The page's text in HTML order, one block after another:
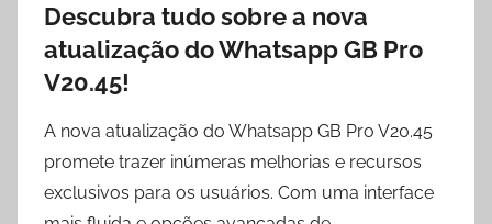
Descubra tudo sobre a nova
atualização do Whatsapp GB Pro
V20.45!
A nova atualização do Whatsapp GB Pro V20.45
promete trazer inúmeras melhorias e recursos
exclusivos para os usuários. Com uma interface